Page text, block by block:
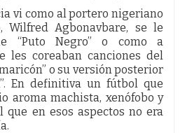
vi como al portero nigeriano
Wilfred Agbonavbare, se le
“Puto Negro” o como a
les coreaban canciones del
o su versión posterior
En definitiva un fútbol que
aroma machista, xenófobo y
que en esos aspectos no era